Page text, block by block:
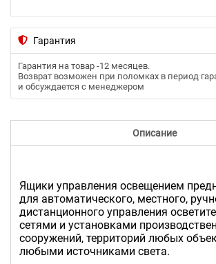
Гарантия
Гарантия на товар -12 месяцев.
Возврат возможен при поломках в период
и обсуждается с менеджером
Описание
Ящики управления освещением
для автоматического, местного,
дистанционного управления
сетями и установками
сооружений, территорий любых
любыми источниками света.